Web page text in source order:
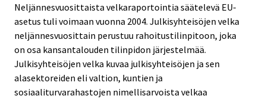
Neljännesvuosittaista velkaraportointia säätelevä EU-
asetus tuli voimaan vuonna 2004. Julkisyhteisöjen velka
neljännesvuosittain perustuu rahoitustilinpitoon, joka
on osa kansantalouden tilinpidon järjestelmää.
Julkisyhteisöjen velka kuvaa julkisyhteisöjen ja sen
alasektoreiden eli valtion, kuntien ja
sosiaaliturvarahastojen nimellisarvoista velkaa